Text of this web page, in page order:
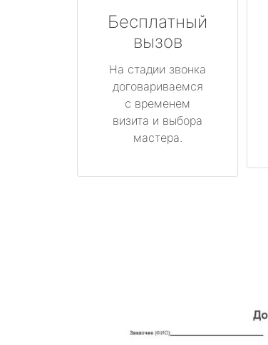
Бесплатный
вызов
На стадии звонка
договариваемся
с временем
визита и выбора
мастера.